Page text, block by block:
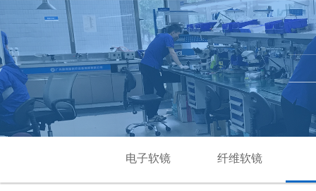
电子软镜 纤维软镜